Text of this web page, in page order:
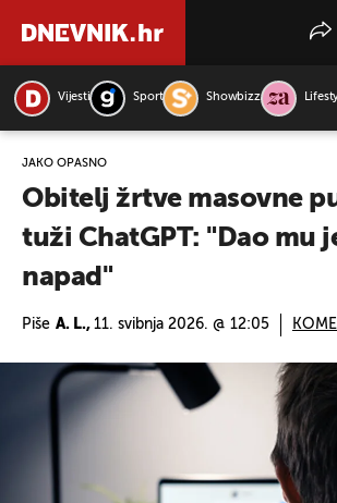
Vijesti Sport Showbizz
JAKO OPASNO
Obitelj žrtve masovne
tuži ChatGPT: "Dao mu
napad"
Piše A. L., 11. svibnja 2026. @ 12:05
PRETRAŽITE VIJESTI